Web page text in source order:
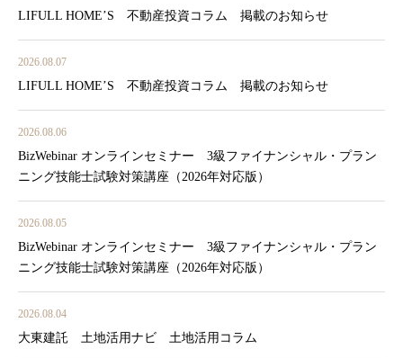
LIFULL HOME’S 不動産投資コラム 掲載のお知らせ
2026.08.07
LIFULL HOME’S 不動産投資コラム 掲載のお知らせ
2026.08.06
BizWebinar オンラインセミナー 3級ファイナンシャル・プラン
ニング技能士試験対策講座（2026年対応版）
2026.08.05
BizWebinar オンラインセミナー 3級ファイナンシャル・プラン
ニング技能士試験対策講座（2026年対応版）
2026.08.04
大東建託 土地活用ナビ 土地活用コラム